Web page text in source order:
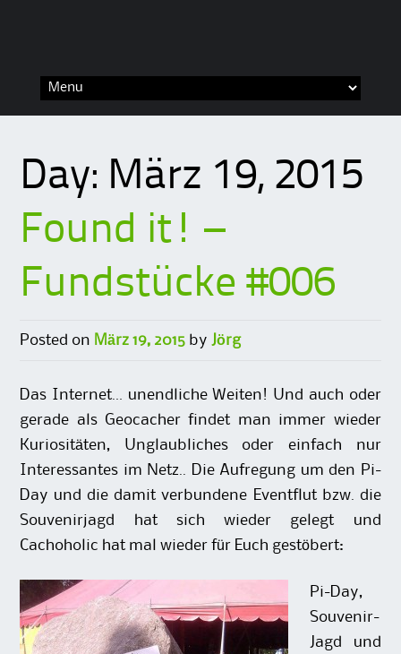
Day: März 19, 2015
Found it! –
Fundstücke #006
Posted on März 19, 2015 by Jörg
Das Internet… unendliche Weiten! Und auch oder
gerade als Geocacher findet man immer wieder
Kuriositäten, Unglaubliches oder einfach nur
Interessantes im Netz.. Die Aufregung um den Pi-
Day und die damit verbundene Eventflut bzw. die
Souvenirjagd hat sich wieder gelegt und
Cachoholic hat mal wieder für Euch gestöbert:
Pi-Day,
Souvenir-
Jagd und